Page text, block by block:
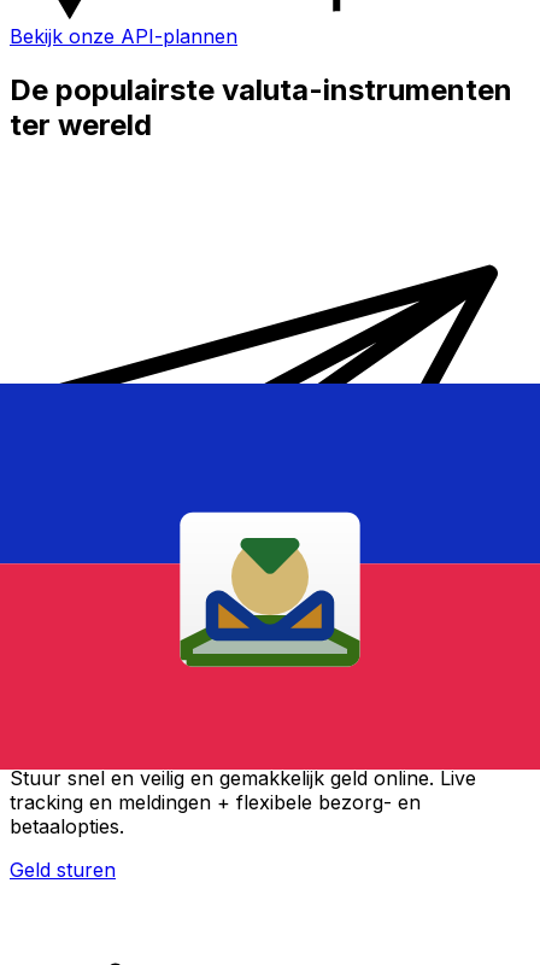
Bekijk onze API-plannen
De populairste valuta-instrumenten
ter wereld
Stuur snel en veilig en gemakkelijk geld online. Live
tracking en meldingen + flexibele bezorg- en
betaalopties.
Geld sturen